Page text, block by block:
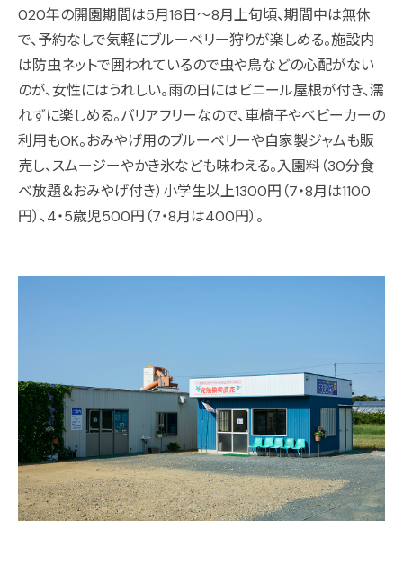
020年の開園期間は5月16日～8月上旬頃、期間中は無休
で、予約なしで気軽にブルーベリー狩りが楽しめる。施設内
は防虫ネットで囲われているので虫や鳥などの心配がない
のが、女性にはうれしい。雨の日にはビニール屋根が付き、濡
れずに楽しめる。バリアフリーなので、車椅子やベビーカーの
利用もOK。おみやげ用のブルーベリーや自家製ジャムも販
売し、スムージーやかき氷なども味わえる。入園料（30分食
べ放題＆おみやげ付き）小学生以上1300円（7・8月は1100
円）、4・5歳児500円（7・8月は400円）。